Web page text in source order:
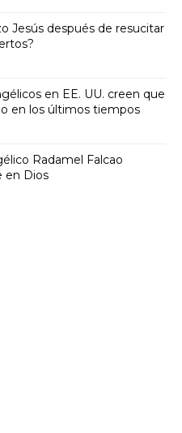
Jesús después de resucitar
en EE. UU. creen que
en los últimos tiempos
Radamel Falcao
en Dios